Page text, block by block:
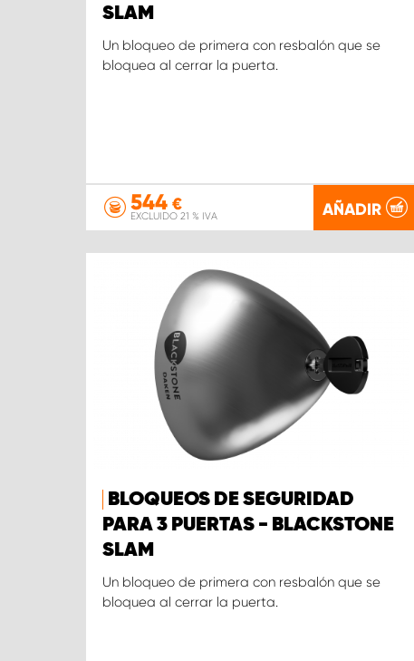
SLAM
Un bloqueo de primera con resbalón que se
bloquea al cerrar la puerta.
544 €
EXCLUIDO 21 % IVA AÑADIR
BLOQUEOS DE SEGURIDAD
PARA 3 PUERTAS - BLACKSTONE
SLAM
Un bloqueo de primera con resbalón que se
bloquea al cerrar la puerta.